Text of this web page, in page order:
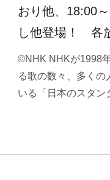
おり他、18:00
し他登場！ 各
©NHK NHKが1998
る歌の数々、多くの
いる「日本のスタ